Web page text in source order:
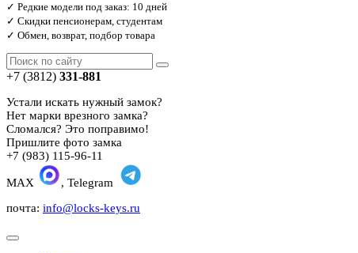
✓ Редкие модели под заказ: 10 дней
✓ Скидки пенсионерам, студентам
✓ Обмен, возврат, подбор товара
+7 (3812) 331-881
Устали искать нужный замок?
Нет марки врезного замка?
Сломался? Это поправимо!
Пришлите фото замка
+7 (983) 115-96-11
MAX
, Telegram
почта: info@locks-keys.ru